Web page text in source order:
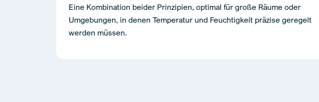
Eine Kombination beider Prinzipien, optimal für große Räume oder
Umgebungen, in denen Temperatur und Feuchtigkeit präzise geregelt
werden müssen.